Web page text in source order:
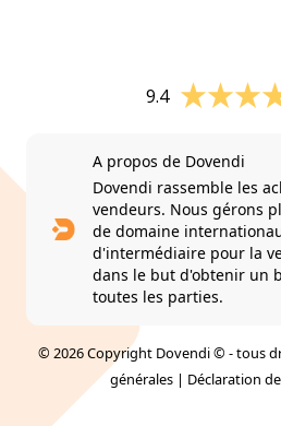
9.4
A propos de Dovendi
Dovendi rassemble les
vendeurs. Nous gérons
de domaine
d'intermédiaire pour la
dans le but d'obtenir un
toutes les parties.
© 2026 Copyright Dovendi © - tous
générales | Déclaration